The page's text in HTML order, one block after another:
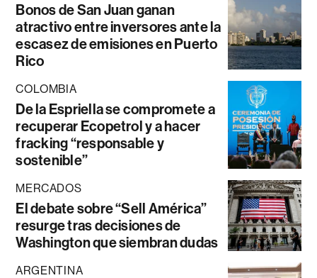
Bonos de San Juan ganan
atractivo entre inversores ante la
escasez de emisiones en Puerto
Rico
COLOMBIA
De la Espriella se compromete a
recuperar Ecopetrol y a hacer
fracking “responsable y
sostenible”
MERCADOS
El debate sobre “Sell América”
resurge tras decisiones de
Washington que siembran dudas
ARGENTINA